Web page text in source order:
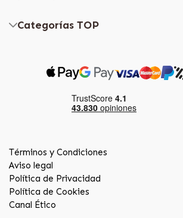
Categorías TOP
Términos y Condiciones
Aviso legal
Política de Privacidad
Política de Cookies
Canal Ético